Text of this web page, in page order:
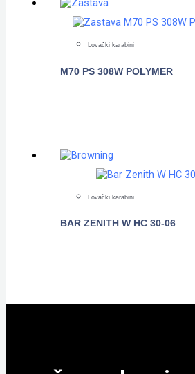
Lovački karabini
M70 PS 308W POLYMER
Lovački karabini
BAR ZENITH W HC 30-06